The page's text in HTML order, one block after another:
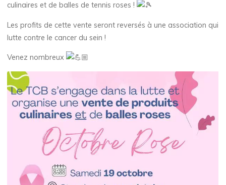
culinaires et de balles de tennis roses !
Les profits de cette vente seront reversés à une association qui
lutte contre le cancer du sein !
Venez nombreux